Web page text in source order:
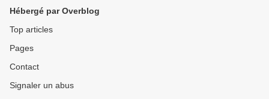
Hébergé par Overblog
Top articles
Pages
Contact
Signaler un abus